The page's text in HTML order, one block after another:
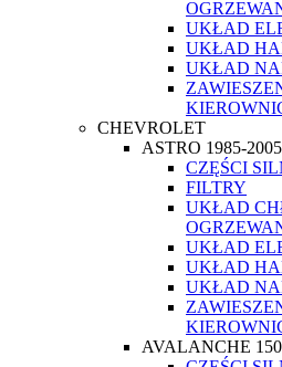
UKŁAD
UKŁAD
UKŁAD
CHEVROLET
ASTRO 1985-2005
CZĘŚCI
FILTRY
UKŁAD
UKŁAD
UKŁAD
UKŁAD
AVALANCHE